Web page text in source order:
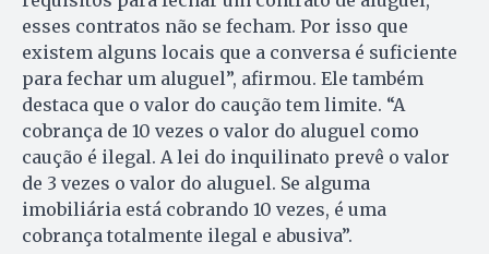
esses contratos não se fecham. Por isso que
existem alguns locais que a conversa é suficiente
para fechar um aluguel”, afirmou. Ele também
destaca que o valor do caução tem limite. “A
cobrança de 10 vezes o valor do aluguel como
caução é ilegal. A lei do inquilinato prevê o valor
de 3 vezes o valor do aluguel. Se alguma
imobiliária está cobrando 10 vezes, é uma
cobrança totalmente ilegal e abusiva”.